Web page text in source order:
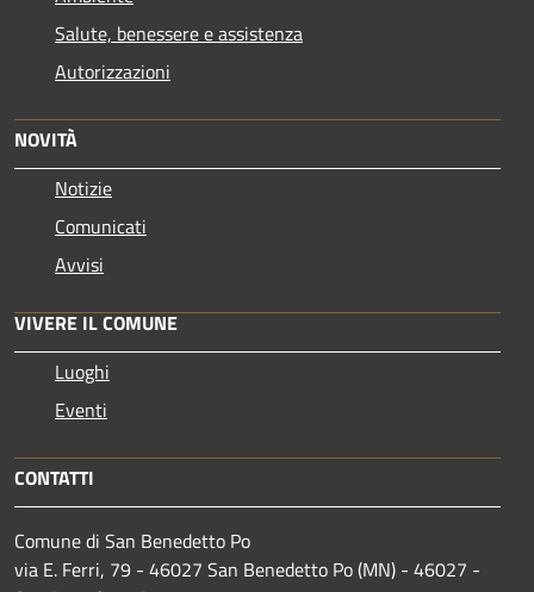
Salute, benessere e assistenza
Autorizzazioni
NOVITÀ
Notizie
Comunicati
Avvisi
VIVERE IL COMUNE
Luoghi
Eventi
CONTATTI
Comune di San Benedetto Po
via E. Ferri, 79 - 46027 San Benedetto Po (MN) - 46027 -